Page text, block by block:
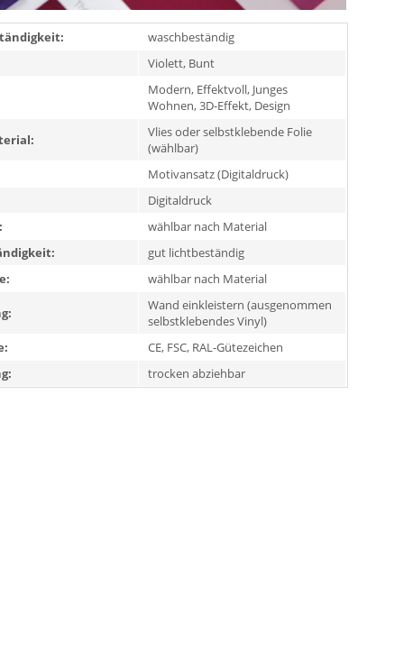
waschbeständig
Violett, Bunt
Modern, Effektvoll, Junges
Wohnen, 3D-Effekt, Design
Vlies oder selbstklebende Folie
(wählbar)
Motivansatz (Digitaldruck)
Digitaldruck
wählbar nach Material
gut lichtbeständig
wählbar nach Material
Wand einkleistern (ausgenommen
selbstklebendes Vinyl)
CE, FSC, RAL-Gütezeichen
trocken abziehbar